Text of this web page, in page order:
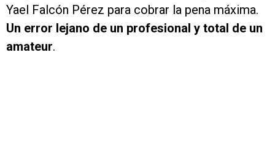
Yael Falcón Pérez para cobrar la pena máxima.
Un error lejano de un profesional y total de un
amateur.